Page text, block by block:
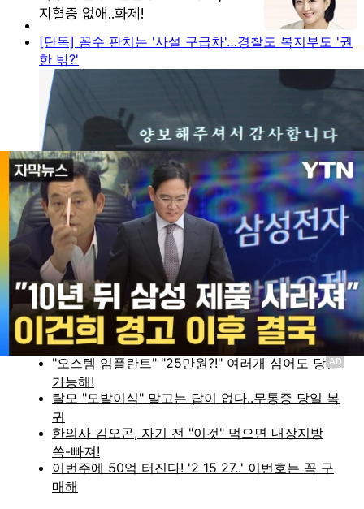
[단독] 꼼수 판치는 '사설 구급차'…경찰도 복지부도 '권
한 밖?'
실시간 정보
AD